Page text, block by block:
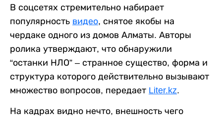
В соцсетях стремительно набирает
популярность видео, снятое якобы на
чердаке одного из домов Алматы. Авторы
ролика утверждают, что обнаружили
“останки НЛО” – странное существо, форма и
структура которого действительно вызывают
множество вопросов, передает Liter.kz.
На кадрах видно нечто, внешность чего